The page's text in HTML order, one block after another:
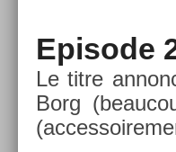
Epi­sode
Le titre
Borg